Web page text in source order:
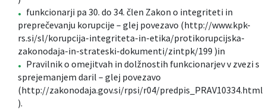
funkcionarji pa 30. do 34. člen Zakon o integriteti in
preprečevanju korupcije – glej povezavo (http://www.kpk-
rs.si/sl/korupcija-integriteta-in-etika/protikorupcijska-
zakonodaja-in-strateski-dokumenti/zintpk/199 )in
Pravilnik o omejitvah in dolžnostih funkcionarjev v zvezi s
sprejemanjem daril – glej povezavo
(http://zakonodaja.gov.si/rpsi/r04/predpis_PRAV10334.html
).